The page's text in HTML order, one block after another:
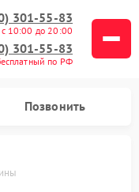
301-55-83
с 10:00 до 20:00
301-55-83
по РФ
Позвонить